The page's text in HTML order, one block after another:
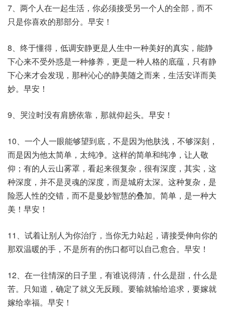
7、两个人在一起生活，你必须接受另一个人的全部，而不
只是你喜欢的那部分。早安！
8、终于懂得，低调安静更是人生中一种美好的真实，能静
下心来不受外惑是一种修养，更是一种人格的底蕴，只有静
下心来才会发现，那种沁心的静美随之而来，生活安详而美
妙。早安！
9、哭泣时没有肩膀依靠，那就仰起头。早安！
10、一个人一眼能够望到底，不是因为他肤浅，不够深刻，
而是因为他太简单，太纯净。这样的简单和纯净，让人敬
仰；有的人云山雾罩，看起来很复杂，很有深度，其实，这
种深度，并不是灵魂的深度，而是城府太深。这种复杂，是
险恶人性的交错，而不是曼妙智慧的叠加。简单，是一种大
美！早安！
11、试着让别人为你治疗，当你无力站起，请接受伸向你的
那双温暖的手，不是所有的伤口都可以自己愈合。早安！
12、在一往情深的日子里，有谁说得清，什么是甜，什么是
苦。只知道，确定了就义无反顾。要输就输给追求，要嫁就
嫁给幸福。早安！